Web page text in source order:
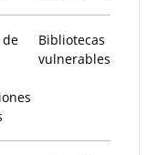
de
Bibliotecas
vulnerables